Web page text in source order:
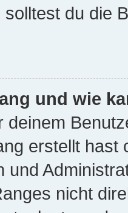
du die
und wie
deinem
erstellt
und
nicht